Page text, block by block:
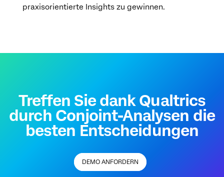
praxisorientierte Insights zu gewinnen.
Treffen Sie dank Qualtrics
durch Conjoint-Analysen die
besten Entscheidungen
DEMO ANFORDERN